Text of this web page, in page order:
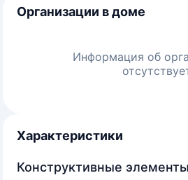
Организации в доме
Информация об
Характеристики
Конструктивные элементы